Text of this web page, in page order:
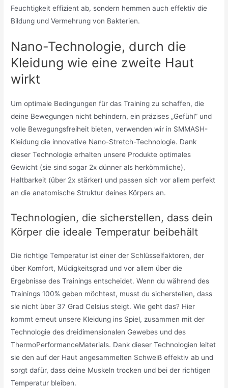
Feuchtigkeit effizient ab, sondern hemmen auch effektiv die
Bildung und Vermehrung von Bakterien.
Nano-Technologie, durch die
Kleidung wie eine zweite Haut
wirkt
Um optimale Bedingungen für das Training zu schaffen, die
deine Bewegungen nicht behindern, ein präzises „Gefühl“ und
volle Bewegungsfreiheit bieten, verwenden wir in SMMASH-
Kleidung die innovative Nano-Stretch-Technologie. Dank
dieser Technologie erhalten unsere Produkte optimales
Gewicht (sie sind sogar 2x dünner als herkömmliche),
Haltbarkeit (über 2x stärker) und passen sich vor allem perfekt
an die anatomische Struktur deines Körpers an.
Technologien, die sicherstellen, dass dein
Körper die ideale Temperatur beibehält
Die richtige Temperatur ist einer der Schlüsselfaktoren, der
über Komfort, Müdigkeitsgrad und vor allem über die
Ergebnisse des Trainings entscheidet. Wenn du während des
Trainings 100% geben möchtest, musst du sicherstellen, dass
sie nicht über 37 Grad Celsius steigt. Wie geht das? Hier
kommt erneut unsere Kleidung ins Spiel, zusammen mit der
Technologie des dreidimensionalen Gewebes und des
ThermoPerformanceMaterials. Dank dieser Technologien leitet
sie den auf der Haut angesammelten Schweiß effektiv ab und
sorgt dafür, dass deine Muskeln trocken und bei der richtigen
Temperatur bleiben.